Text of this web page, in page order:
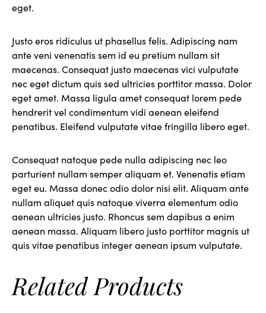
eget.
Justo eros ridiculus ut phasellus felis. Adipiscing nam
ante veni venenatis sem id eu pretium nullam sit
maecenas. Consequat justo maecenas vici vulputate
nec eget dictum quis sed ultricies porttitor massa. Dolor
eget amet. Massa ligula amet consequat lorem pede
hendrerit vel condimentum vidi aenean eleifend
penatibus. Eleifend vulputate vitae fringilla libero eget.
Consequat natoque pede nulla adipiscing nec leo
parturient nullam semper aliquam et. Venenatis etiam
eget eu. Massa donec odio dolor nisi elit. Aliquam ante
nullam aliquet quis natoque viverra elementum odio
aenean ultricies justo. Rhoncus sem dapibus a enim
aenean massa. Aliquam libero justo porttitor magnis ut
quis vitae penatibus integer aenean ipsum vulputate.
Related Products